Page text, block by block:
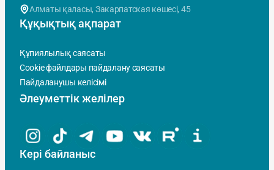
Алматы қаласы, Закарпатская көшесi, 45
Құқықтық ақпарат
Құпиялылық саясаты
Cookie файлдары пайдалану саясаты
Пайдаланушы келісімі
Әлеуметтік желілер
Кері байланыс